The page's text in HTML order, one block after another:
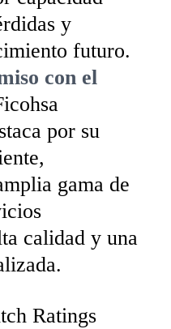
y
futuro.
con el
por su
gama de
calidad y una
Ratings